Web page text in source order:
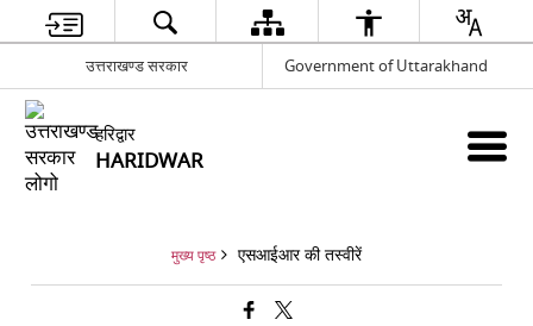
उत्तराखण्ड सरकार Government of Uttarakhand
हरिद्वार
HARIDWAR
मुख्य पृष्ठ एसआईआर की तस्वीरें